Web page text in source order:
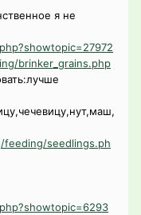
я не
brinker_grains.php
seedlings.ph